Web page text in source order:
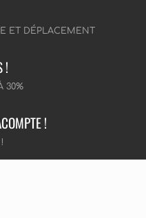
ET DÉPLACEMENT
!
30%
!